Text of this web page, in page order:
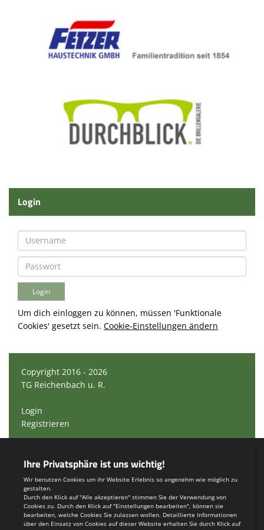
Login
Um dich einloggen zu können, müssen 'Funktionale
Cookies' gesetzt sein. Cookie-Einstellungen ändern
Copyright 2016 - 2026
TG Reichenbach u. R.
Login
Registrieren
Teamsports 2
Dein Sportverein online